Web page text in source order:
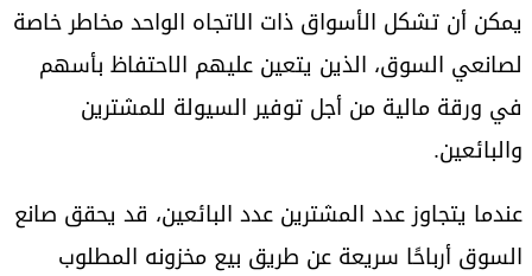
يمكن أن تشكل الأسواق ذات الاتجاه الواحد مخاطر خاصة
لصانعي السوق، الذين يتعين عليهم الاحتفاظ بأسهم
في ورقة مالية من أجل توفير السيولة للمشترين
والبائعين.
عندما يتجاوز عدد المشترين عدد البائعين، قد يحقق صانع
السوق أرباحًا سريعة عن طريق بيع مخزونه المطلوب